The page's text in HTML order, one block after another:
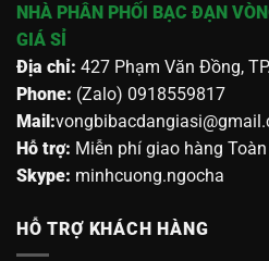
NHÀ PHÂN PHỐI BẠC ĐẠN
GIÁ SỈ
Địa chỉ: 427 Phạm Văn Đồng,
Phone: (Zalo) 0918559817
Mail:
Hỗ trợ: Miễn phí giao hàng
Skype: minhcuong.ngocha
HỖ TRỢ KHÁCH HÀNG